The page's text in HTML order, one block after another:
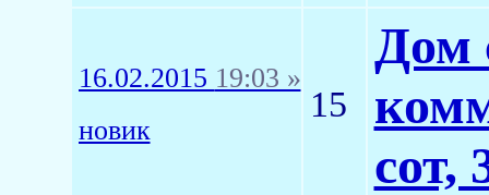
16.02.2015 19:03 »
новик
15
Дом
сот,